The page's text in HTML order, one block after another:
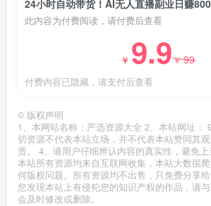
此内容为付费阅读，请付费后查看
￥ 9.9￥99
付费内容已隐藏，请支付后查看
© 版权声明
1、本网站名称：严选资源大全 2、本站网址：
切资源不代表本站立场，并不代表本站赞同其
责。 4、请用户仔细辨认内容的真实性，避免上
本站所有资源均来自互联网收集，本站大数据
何版权问题。所有资源均不出售，只免费分享
您发现本站上有侵犯您的知识产权的作品，请
会及时修改或删除。